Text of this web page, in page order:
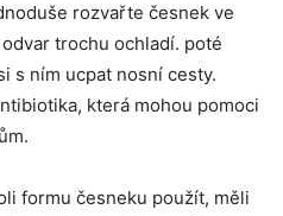
rozvařte⁣ česnek ve
trochu ⁤ochladí. poté
s ním ucpat nosní ⁢cesty.
​která ​mohou‍ pomoci
formu ⁢česneku použít, měli⁤